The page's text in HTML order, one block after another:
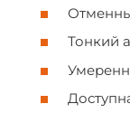
Тонкий